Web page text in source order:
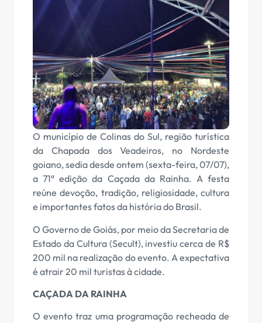
O município de Colinas do Sul, região turística
da Chapada dos Veadeiros, no Nordeste
goiano, sedia desde ontem (sexta-feira, 07/07),
a 71ª edição da Caçada da Rainha. A festa
reúne devoção, tradição, religiosidade, cultura
e importantes fatos da história do Brasil.
O Governo de Goiás, por meio da Secretaria de
Estado da Cultura (Secult), investiu cerca de R$
200 mil na realização do evento. A expectativa
é atrair 20 mil turistas à cidade.
CAÇADA DA RAINHA
O evento traz uma programação recheada de